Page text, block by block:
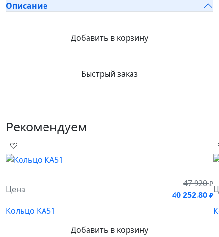
Описание
Добавить в корзину
Быстрый заказ
Рекомендуем
Цена
47 920₽
40 252.80 ₽
Кольцо КА51
Добавить в корзину